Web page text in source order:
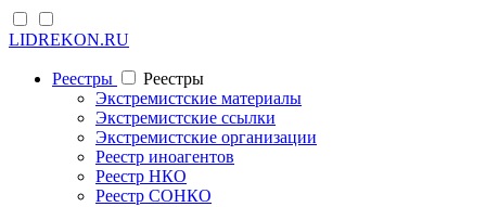
LIDREKON.RU
Реестры
Реестры
Экстремистские материалы
Экстремистские ссылки
Экстремистские организации
Реестр иноагентов
Реестр НКО
Реестр СОНКО